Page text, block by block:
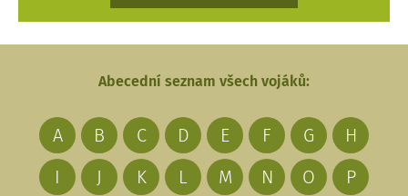
Abecední seznam všech vojáků:
A B C D E F G
H
I
J K L M N O
P